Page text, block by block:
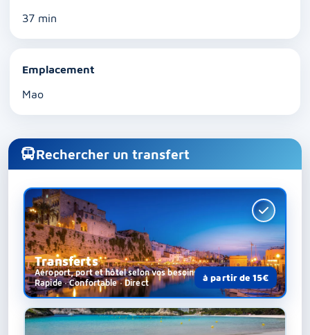
37 min
Emplacement
Mao
Rechercher un transfert
Transferts
Aéroport, port et hôtel selon vos besoins
Rapide · Confortable · Direct
à partir de 15€